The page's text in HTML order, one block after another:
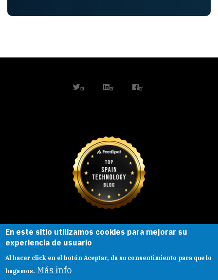
twitterlinkedinfacebook
Esta obra está bajo una
Creative Commons
Reconocimiento-
CompartirIgual |
En este sitio utilizamos cookies para mejorar su
experiencia de usuario
Al hacer click en el botón Aceptar, da su consentimiento para que lo
hagamos. Más info